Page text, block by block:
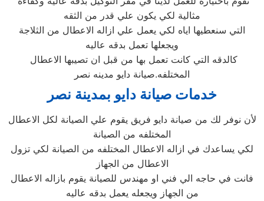
مثالية لكي يكون علي قدر من الثقه
التي سنعطيها اياه لكي يعمل علي ازاله الاعطال من الثلاجة
ويجعلها تعمل بدقه عاليه
المختلفه.صيانة دايو مدينه نصر
خدمات صيانة دايو بمدينة نصر
لأن نوفر لك من صيانة دايو فريق يقوم علي الصيانة لكل الاعطال
المختلفه من الصيانة
لكي يساعدك في ازاله الاعطال المختلفه من الصيانة لكي تزول
الاعطال من الجهاز
فانت في حاجه الي فني او مهندس للصيانة يقوم بازاله الاعطال
من الجهاز ويجعله يعمل بدقه عاليه